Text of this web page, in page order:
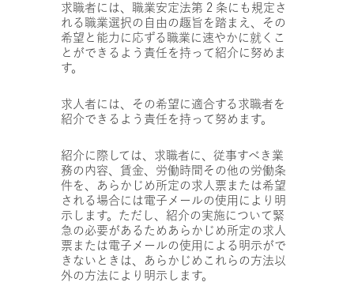
求職者には、職業安定法第 2 条にも規定さ
れる職業選択の自由の趣旨を踏まえ、その
希望と能力に応ずる職業に速やかに就くこ
とができるよう責任を持って紹介に努めま
す。
求人者には、その希望に適合する求職者を
紹介できるよう責任を持って努めます。
紹介に際しては、求職者に、従事すべき業
務の内容、賃金、労働時間その他の労働条
件を、あらかじめ所定の求人票または希望
される場合には電子メールの使用により明
示します。ただし、紹介の実施について緊
急の必要があるためあらかじめ所定の求人
票または電子メールの使用による明示がで
きないときは、あらかじめこれらの方法以
外の方法により明示します。